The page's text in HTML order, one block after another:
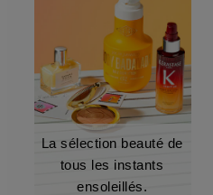
La sélection beauté de
tous les instants
ensoleillés.